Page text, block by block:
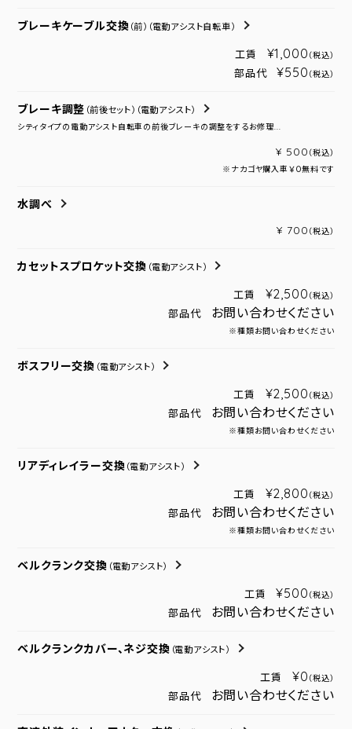
ブレーキケーブル交換 （前） （電動アシスト自転車）
工賃 ¥1,000 （税込）
部品代 ¥550 （税込）
ブレーキ調整 （前後セット） （電動アシスト）
シティタイプの電動アシスト自転車の前後ブレーキの調整をするお修理...
¥ 500 （税込）
※ナカゴヤ購入車￥０無料です
水調べ
¥ 700 （税込）
カセットスプロケット交換 （電動アシスト）
工賃 ¥2,500 （税込）
部品代 お問い合わせください
※種類お問い合わせください
ボスフリー交換 （電動アシスト）
工賃 ¥2,500 （税込）
部品代 お問い合わせください
※種類お問い合わせください
リアディレイラー交換 （電動アシスト）
工賃 ¥2,800 （税込）
部品代 お問い合わせください
※種類お問い合わせください
ベルクランク交換 （電動アシスト）
工賃 ¥500 （税込）
部品代 お問い合わせください
ベルクランクカバー、ネジ交換 （電動アシスト）
工賃 ¥0 （税込）
部品代 お問い合わせください